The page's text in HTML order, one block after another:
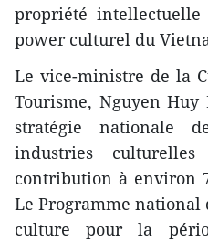
propriété
power culturel du
Le vice-ministre de la
Tourisme, Nguyen
stratégie nationale
industries
contribution à environ
Le Programme national
culture pour la